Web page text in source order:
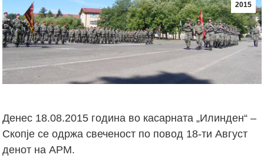
windowwindowwindow
2015
Денес 18.08.2015 година во касарната „Илинден“ –
Скопје се одржа свеченост по повод 18-ти Август
денот на АРМ.